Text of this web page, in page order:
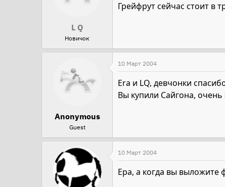
L Q
Новичок
Грейфрут сейчас стоит в
Anonymous
Guest
10 Март 2004
Era и LQ, девчонки
Вы купили Сайгона,
10 Март 2004
Ера, а когда вы выложите